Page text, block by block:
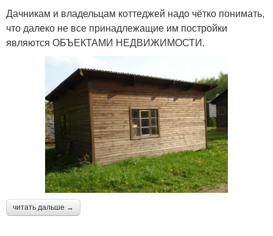
Дачникам и владельцам коттеджей надо чётко понимать,
что далеко не все принадлежащие им постройки
являются ОБЪЕКТАМИ НЕДВИЖИМОСТИ.
читать дальше →